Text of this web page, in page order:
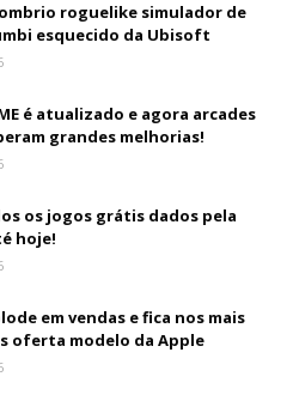
roguelike simulador de
esquecido da Ubisoft
é atualizado e agora arcades
grandes melhorias!
os jogos grátis dados pela
hoje!
em vendas e fica nos mais
oferta modelo da Apple